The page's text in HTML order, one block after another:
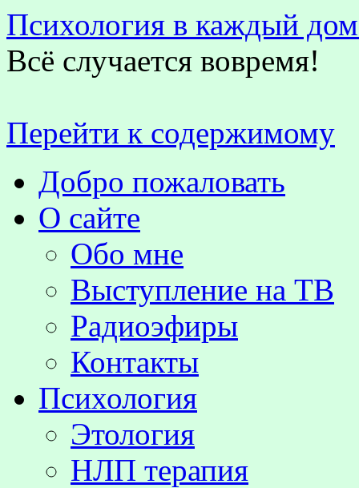
Психология в каждый
Всё случается вовремя!
Перейти к содержимому
Добро пожаловать
О сайте
Обо мне
Выступление на TВ
Радиоэфиры
Контакты
Психология
Этология
НЛП терапия